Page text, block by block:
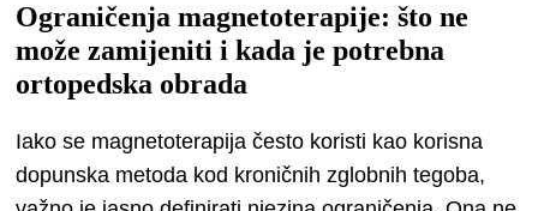
Ograničenja magnetoterapije: što ne
može zamijeniti i kada je potrebna
ortopedska obrada
Iako se magnetoterapija često koristi kao korisna
dopunska metoda kod kroničnih zglobnih tegoba,